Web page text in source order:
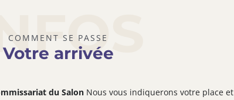
INFOS
COMMENT SE PASSE
Votre arrivée
du Salon Nous vous indiquerons votre place et